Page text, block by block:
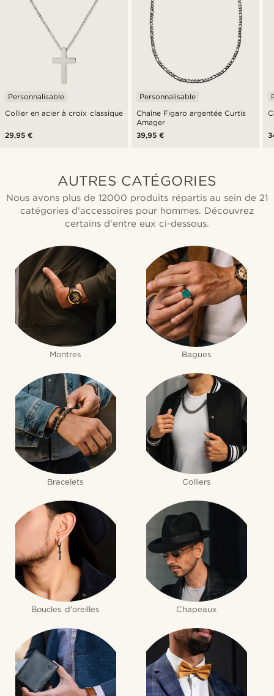
Collier en acier à croix classique
Personnalisable
29,95 €
Chaîne Figaro argentée Curtis
Amager
Personnalisable
39,95 €
AUTRES CATÉGORIES
Nous avons plus de 12000 produits répartis au sein de 21
catégories d'accessoires pour hommes. Découvrez
certains d'entre eux ci-dessous.
Montres Bagues
Bracelets Colliers
Boucles d'oreilles Chapeaux